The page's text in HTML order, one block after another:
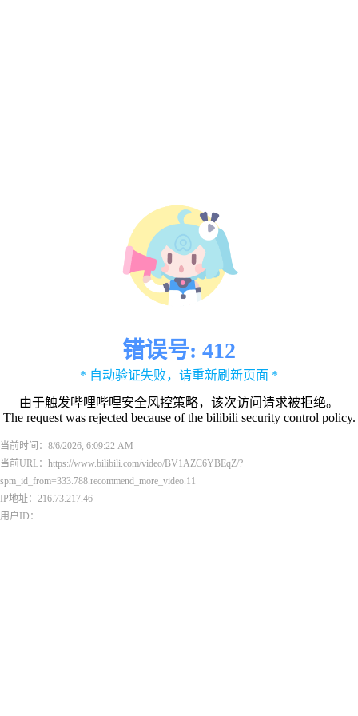
错误号: 412
* 自动验证失败，请重新刷新页面 *
由于触发哔哩哔哩安全风控策略，该次访问请求被拒绝。
The request was rejected because of the bilibili security control policy.
当前时间：8/6/2026, 6:09:22 AM
当前URL：https://www.bilibili.com/video/BV1AZC6YBEqZ/?
spm_id_from=333.788.recommend_more_video.11
IP地址：216.73.217.46
用户ID：